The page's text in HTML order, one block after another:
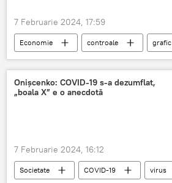
7 Februarie 2024, 17:59
Economie controale
grafic
Parcuri industriale
Onișcenko: COVID-19 s-a dezumflat,
„boala X” e o anecdotă
7 Februarie 2024, 16:12
Societate COVID-19
virus